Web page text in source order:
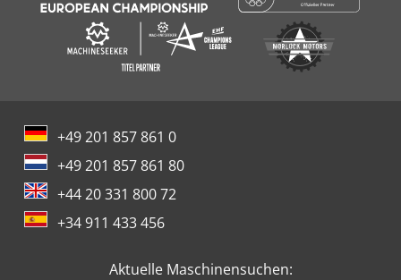
+49 201 857 861 0
+49 201 857 861 80
+44 20 331 800 72
+34 911 433 456
Aktuelle Maschinensuchen: